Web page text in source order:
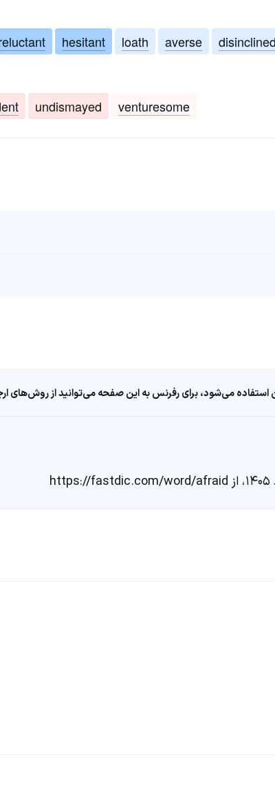
hesitant loath averse disinclined
undismayed venturesome
می‌شود، برای رفرنس به این صفحه می‌توانید از روش‌های